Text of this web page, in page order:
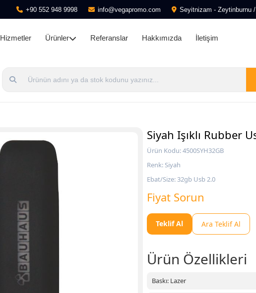
+90 552 948 9998 info@vegapromo.com Seyitnizam - Zeytinburnu
Hizmetler Ürünler Referanslar Hakkımızda İletişim
Siyah Işıklı Rubber
Ürün Kodu: 4500SYH32GB
Renk: Siyah
Ebat/Size: 32gb Usb 2.0
Fiyat Sorun
Teklif Al Ara Teklif Al
Ürün Özellikleri
Baskı: Lazer